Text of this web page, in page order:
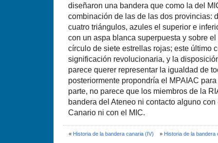
diseñaron una bandera que como la del
combinación de las de las dos provincias:
cuatro triángulos, azules el superior e
con un aspa blanca superpuesta y sobre
círculo de siete estrellas rojas; este último
significación revolucionaria, y la
parece querer representar la igualdad de
posteriormente propondría el MPAIAC
parte, no parece que los miembros de la
bandera del Ateneo ni contacto alguno
Canario ni con el MIC.
« Historia de la bandera canaria (IV) » Historia de la bandera